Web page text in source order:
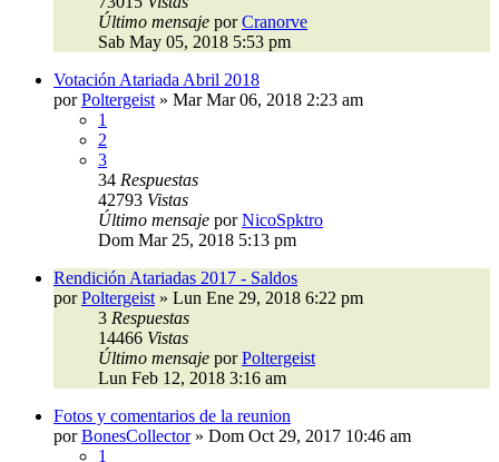
Último mensaje porCranorve
Sab May 05, 2018 5:53 pm
Votación Atariada Abril 2018
porPoltergeist » Mar Mar 06, 2018 2:23 am
1
2
3
34 Respuestas
42793 Vistas
Último mensaje porNicoSpktro
Dom Mar 25, 2018 5:13 pm
Rendición Atariadas 2017 - Saldos
porPoltergeist » Lun Ene 29, 2018 6:22 pm
3 Respuestas
14466 Vistas
Último mensaje porPoltergeist
Lun Feb 12, 2018 3:16 am
Fotos y comentarios de la reunion
porBonesCollector» Dom Oct 29, 2017 10:46 am
1